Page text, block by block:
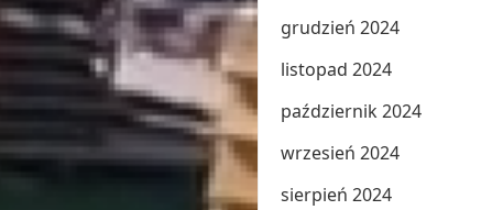
grudzień 2024
listopad 2024
październik 2024
wrzesień 2024
sierpień 2024